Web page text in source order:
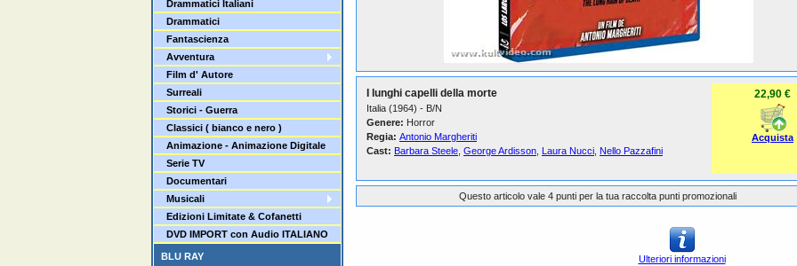
Drammatici Italiani
Drammatici
Fantascienza
Avventura
Film d' Autore
Surreali
Storici - Guerra
Classici ( bianco e nero )
Animazione - Animazione Digitale
Serie TV
Documentari
Musicali
Edizioni Limitate & Cofanetti
DVD IMPORT con Audio ITALIANO
BLU RAY
I lunghi capelli della morte
Italia (1964) - B/N
Genere: Horror
Regia: Antonio Margheriti
Cast: Barbara Steele George Ardisson Laura Nucci Nello Pazzafini
22,90 €
Acquista
Questo articolo vale 4 punti per la tua raccolta punti promozionali
Ulteriori informazioni